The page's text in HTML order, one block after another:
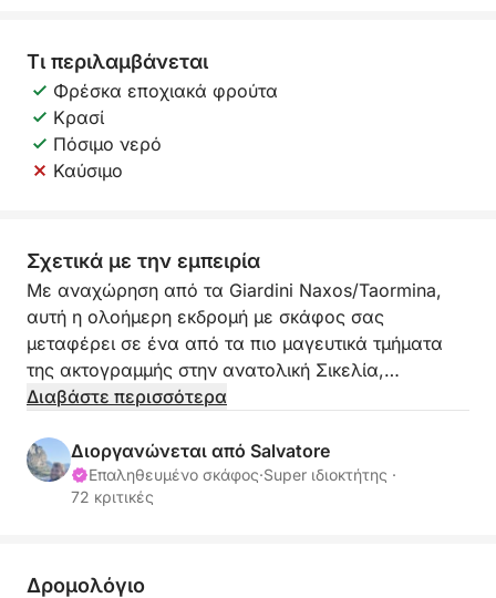
Τι περιλαμβάνεται
Φρέσκα εποχιακά φρούτα
Κρασί
Πόσιμο νερό
Καύσιμο
Σχετικά με την εμπειρία
Με αναχώρηση από τα Giardini Naxos/Taormina,
αυτή η ολοήμερη εκδρομή με σκάφος σας
μεταφέρει σε ένα από τα πιο μαγευτικά τμήματα
της ακτογραμμής στην ανατολική Σικελία,
περνώντας από εμβληματικούς κόλπους, κομψή
έχει σχεδιαστεί για όσους θέλουν να περάσουν μια
ολόκληρη μέρα απολαμβάνοντας τη θάλασσα, τη
χαλάρωση και την αξέχαστη θέα.
το Isola Bella, εμβληματικά σύμβολα αυτής της
Διαβάστε περισσότερα
Διοργανώνεται από Salvatore
Επαληθευμένο σκάφος·Super ιδιοκτήτης ·
72 κριτικές
Δρομολόγιο